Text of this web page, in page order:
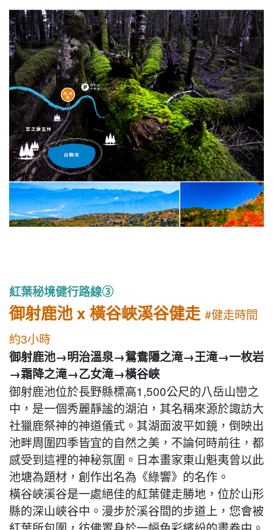
紅葉秘境健行路線③
御射鹿池 x 橫谷峽溪谷健走 #健走時間
約3小時
御射鹿池→明治溫泉→鴛鴦隱之滝→王滝→一枚岩
→霜降之滝→乙女滝→橫谷峽
御射鹿池位於長野縣標高1,500公尺的八岳山巒之
中，是一個秀麗靜謐的湖泊，其名稱來源於諏訪大
社獵鹿祭神的神道儀式。其湖面波平如鏡，倒映出
池畔周圍四季皆宜的自然之美，不論何時前往，都
感受到這裡的神秘氛圍。日本畫家東山魁夷曾以此
池塘為題材，創作出名為《綠響》的名作。
橫谷峽溪谷是一處絕佳的紅葉健走勝地，位於山形
縣的深山峽谷中。漫步於溪谷間的步道上，您會被